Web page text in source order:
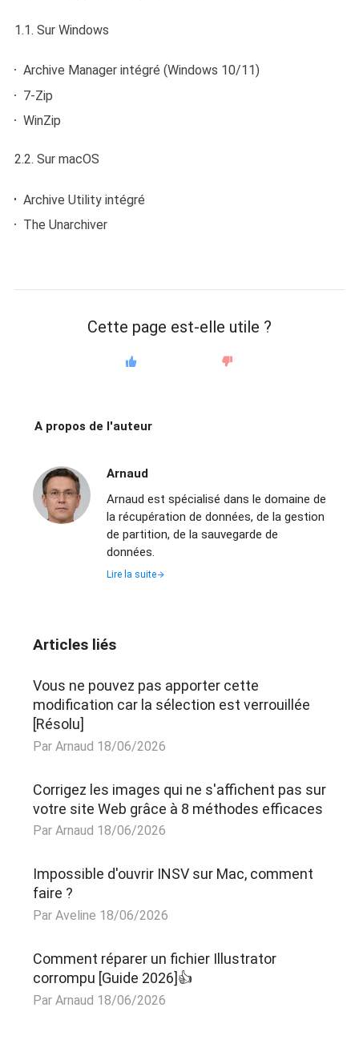
1.1. Sur Windows
Archive Manager intégré (Windows 10/11)
7-Zip
WinZip
2.2. Sur macOS
Archive Utility intégré
The Unarchiver
Cette page est-elle utile ?
A propos de l'auteur
Arnaud
Arnaud est spécialisé dans le domaine de
la récupération de données, de la gestion
de partition, de la sauvegarde de
données.
Lire la suite
Articles liés
Vous ne pouvez pas apporter cette
modification car la sélection est verrouillée
[Résolu]
Par Arnaud 18/06/2026
Corrigez les images qui ne s'affichent pas sur
votre site Web grâce à 8 méthodes efficaces
Par Arnaud 18/06/2026
Impossible d'ouvrir INSV sur Mac, comment
faire ?
Par Aveline 18/06/2026
Comment réparer un fichier Illustrator
corrompu [Guide 2026]👍
Par Arnaud 18/06/2026